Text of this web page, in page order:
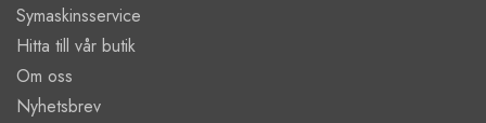
Symaskinsservice
Hitta till vår butik
Om oss
Nyhetsbrev